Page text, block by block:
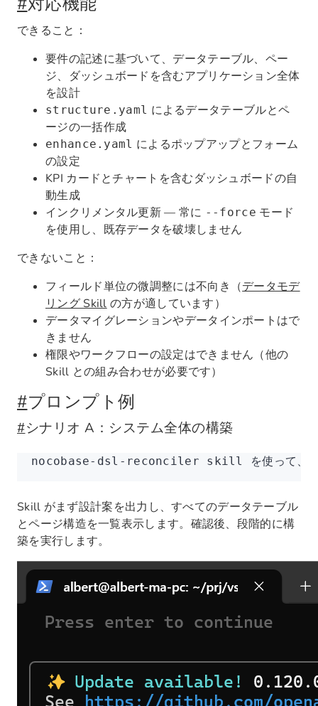
できること：
要件の記述に基づいて、データテーブル、ペー
ジ、ダッシュボードを含むアプリケーション全体
を設計
structure.yaml によるデータテーブルとペ
ージの一括作成
enhance.yaml によるポップアップとフォーム
の設定
KPI カードとチャートを含むダッシュボードの自
動生成
インクリメンタル更新 — 常に --force モード
を使用し、既存データを破壊しません
できないこと：
フィールド単位の微調整には不向き（データモデ
リング Skill の方が適しています）
データマイグレーションやデータインポートはで
きません
権限やワークフローの設定はできません（他の
Skill との組み合わせが必要です）
#プロンプト例
#シナリオ A：システム全体の構築
nocobase-dsl-reconciler skill を使って、ダッシ
Skill がまず設計案を出力し、すべてのデータテーブル
とページ構造を一覧表示します。確認後、段階的に構
築を実行します。